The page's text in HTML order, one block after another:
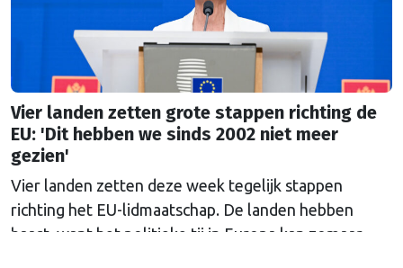
Vier landen zetten grote stappen richting de
EU: 'Dit hebben we sinds 2002 niet meer
gezien'
Vier landen zetten deze week tegelijk stappen
richting het EU-lidmaatschap. De landen hebben
haast, want het politieke tij in Europa kan zomaar